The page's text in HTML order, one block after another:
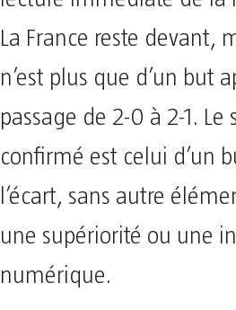
La France reste devant,
n’est plus que d’un but
passage de 2-0 à 2-1. Le
confirmé est celui d’un
l’écart, sans autre
une supériorité ou une
numérique.